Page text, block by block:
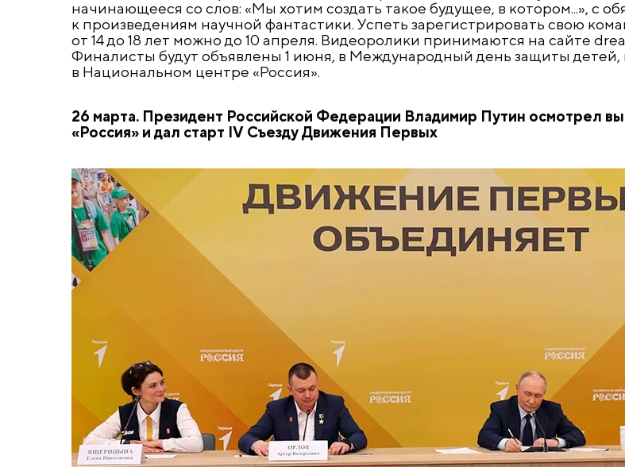
начинающееся со слов: «Мы хотим создать такое будущее, в котором...», с
к произведениям научной фантастики. Успеть зарегистрировать свою
от 14 до 18 лет можно до 10 апреля. Видеоролики принимаются на сайте
Финалисты будут объявлены 1 июня, в Международный день защиты
в Национальном центре «Россия».
26 марта. Президент Российской Федерации Владимир Путин осмотрел
«Россия» и дал старт IV Съезду Движения Первых